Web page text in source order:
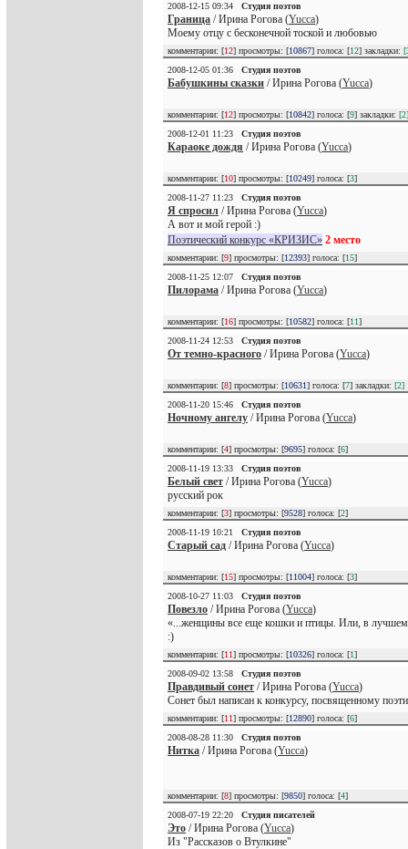
2008-12-15 09:34
Студия поэтов
Граница / Ирина Рогова (Yucca)
Моему отцу с бесконечной тоской и любовью
комментарии: [12] просмотры: [10867] голоса: [12] закладки:
2008-12-05 01:36
Студия поэтов
Бабушкины сказки / Ирина Рогова (Yucca)
комментарии: [12] просмотры: [10842] голоса: [9] закладки: [2]
2008-12-01 11:23
Студия поэтов
Караоке дождя / Ирина Рогова (Yucca)
комментарии: [10] просмотры: [10249] голоса: [3]
2008-11-27 11:23
Студия поэтов
Я спросил / Ирина Рогова (Yucca)
А вот и мой герой :)
Поэтический конкурс «КРИЗИС» 2 место
комментарии: [9] просмотры: [12393] голоса: [15]
2008-11-25 12:07
Студия поэтов
Пилорама / Ирина Рогова (Yucca)
комментарии: [16] просмотры: [10582] голоса: [11]
2008-11-24 12:53
Студия поэтов
От темно-красного / Ирина Рогова (Yucca)
комментарии: [8] просмотры: [10631] голоса: [7] закладки: [2]
2008-11-20 15:46
Студия поэтов
Ночному ангелу / Ирина Рогова (Yucca)
комментарии: [4] просмотры: [9695] голоса: [6]
2008-11-19 13:33
Студия поэтов
Белый свет / Ирина Рогова (Yucca)
русский рок
комментарии: [3] просмотры: [9528] голоса: [2]
2008-11-19 10:21
Студия поэтов
Старый сад / Ирина Рогова (Yucca)
комментарии: [15] просмотры: [11004] голоса: [3]
2008-10-27 11:03
Студия поэтов
Повезло / Ирина Рогова (Yucca)
«...женщины все еще кошки и птицы. Или, в лучшем
:)
комментарии: [11] просмотры: [10326] голоса: [1]
2008-09-02 13:58
Студия поэтов
Правдивый сонет / Ирина Рогова (Yucca)
Сонет был написан к конкурсу, посвященному
комментарии: [11] просмотры: [12890] голоса: [6]
2008-08-28 11:30
Студия поэтов
Нитка / Ирина Рогова (Yucca)
комментарии: [8] просмотры: [9850] голоса: [4]
2008-07-19 22:20
Студия писателей
Это / Ирина Рогова (Yucca)
Из "Рассказов о Втулкине"